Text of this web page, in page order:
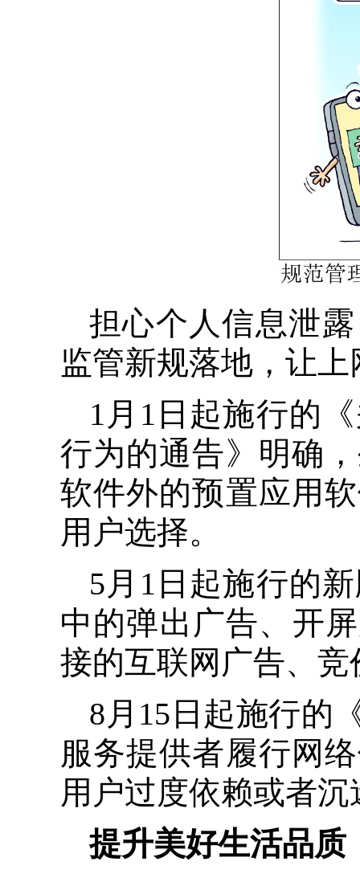
担心个人信息泄
监管新规落地，让
1月1日起施行的
行为的通告》明确
软件外的预置应用
用户选择。
5月1日起施行的
中的弹出广告、开
接的互联网广告、
8月15日起施行的
服务提供者履行网
用户过度依赖或者
提升美好生活品质